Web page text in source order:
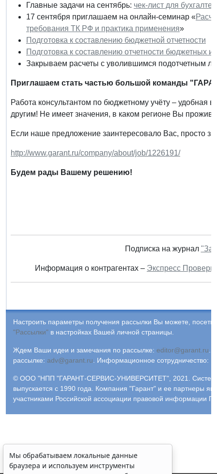
Главные задачи на сентябрь: чек-лист для
17 сентября приглашаем на онлайн-семинар «
требования ТК РФ и практика применения»
Подготовка к составлению бюджетной отчетности
Подготовка к составлению отчетности бюджетных
Закрываем расчеты с уволившимся подотчетным
Приглашаем стать частью большой команды
Работа консультантом по бюджетному учёту – удобная
другим! Не имеет значения, в каком регионе Вы
Если наше предложение заинтересовало Вас, просто
http://www.garant.ru/company/about/job/1226191/
Будем рады Вашему решению!
Подписка на журнал
Информация о контрагентах – Экспресс
Настроить параметры получения рассылки Вы можете,
"Рассылки" в настройках Вашей личной страницы.
Ждем Ваши идеи и замечания по рассылке: editor@garant.ru
рассылке: adv@garant.ru Информационное сотрудничество:
© ООО "НПП "ГАРАНТ-СЕРВИС-УНИВЕРСИТЕТ", 2021.
выпускается с 1990 года. Компания "Гарант" и ее партнеры
участниками Российской ассоциации правовой информации
Мы обрабатываем локальные данные
браузера и используем инструменты